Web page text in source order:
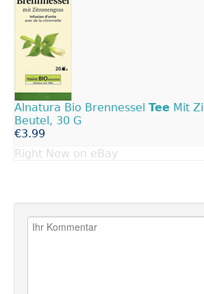
Alnatura Bio Brennessel Tee Mit
Beutel, 30 G
€3.99
Right Now on eBay